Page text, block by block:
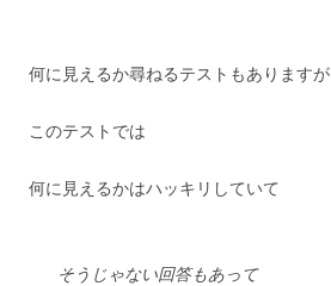
何に見えるか尋ねるテストもありますが
このテストでは
何に見えるかはハッキリしていて
そうじゃない回答もあって